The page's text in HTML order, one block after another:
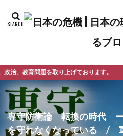
おります。
専守防衛論 転換の時代
を守れなくなっている /